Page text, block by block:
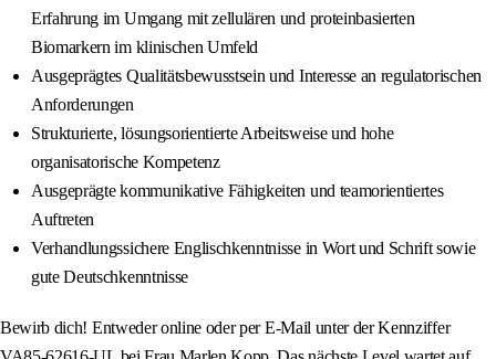
Erfahrung im Umgang mit zellulären und proteinbasierten
Biomarkern im klinischen Umfeld
Ausgeprägtes Qualitätsbewusstsein und Interesse an regulatorischen
Anforderungen
Strukturierte, lösungsorientierte Arbeitsweise und hohe
organisatorische Kompetenz
Ausgeprägte kommunikative Fähigkeiten und teamorientiertes
Auftreten
Verhandlungssichere Englischkenntnisse in Wort und Schrift sowie
gute Deutschkenntnisse
Bewirb dich! Entweder online oder per E-Mail unter der Kennziffer